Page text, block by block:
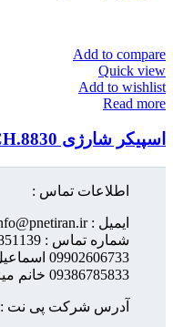
Add to compare
Quick view
Add to wishlist
Read more
اسپیکر شارژی P_NET CH.8830
اطلاعات تماس :
ایمیل : info@pnetiran.ir
شماره تماس : 02188851139
09902606733 اسماعیل عسگریان
09386785833 خانم میراسماعیلی
آدرس شرکت پی نت :